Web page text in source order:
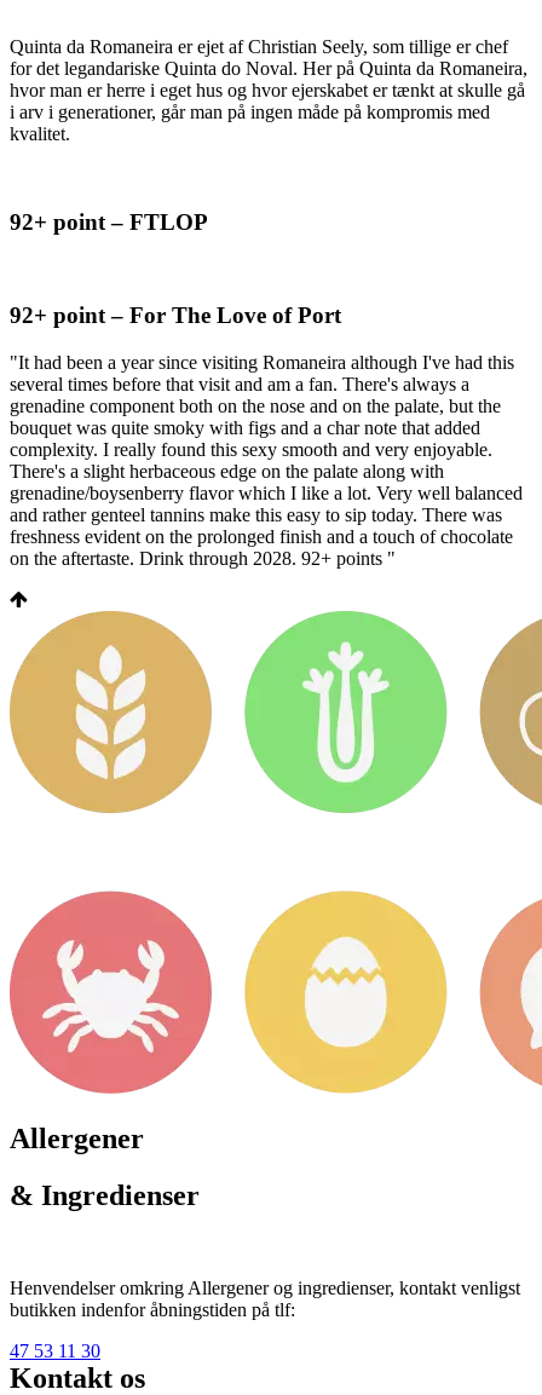
Quinta da Romaneira er ejet af Christian Seely, som tillige er chef
for det legandariske Quinta do Noval. Her på Quinta da Romaneira,
hvor man er herre i eget hus og hvor ejerskabet er tænkt at skulle gå
i arv i generationer, går man på ingen måde på kompromis med
kvalitet.
92+ point – FTLOP
92+ point – For The Love of Port
"It had been a year since visiting Romaneira although I've had this
several times before that visit and am a fan. There's always a
grenadine component both on the nose and on the palate, but the
bouquet was quite smoky with figs and a char note that added
complexity. I really found this sexy smooth and very enjoyable.
There's a slight herbaceous edge on the palate along with
grenadine/boysenberry flavor which I like a lot. Very well balanced
and rather genteel tannins make this easy to sip today. There was
freshness evident on the prolonged finish and a touch of chocolate
on the aftertaste. Drink through 2028. 92+ points "
Allergener
& Ingredienser
Henvendelser omkring Allergener og ingredienser, kontakt venligst
butikken indenfor åbningstiden på tlf:
47 53 11 30
Kontakt os